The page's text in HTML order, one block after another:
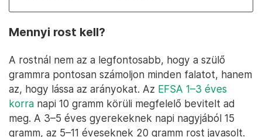
Mennyi rost kell?
A rostnál nem az a legfontosabb, hogy a szülő
grammra pontosan számoljon minden falatot, hanem
az, hogy lássa az arányokat. Az EFSA 1–3 éves
korra napi 10 gramm körüli megfelelő bevitelt ad
meg. A 3–5 éves gyerekeknek napi nagyjából 15
gramm, az 5–11 éveseknek 20 gramm rost javasolt.